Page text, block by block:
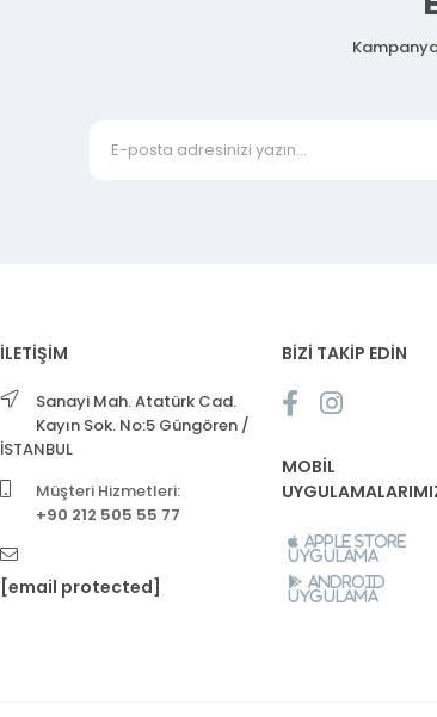
İLETİŞİM
Sanayi Mah. Atatürk Cad.
Kayın Sok. No:5 Güngören /
İSTANBUL
Müşteri Hizmetleri:
+90 212 505 55 77
[email protected]
BİZİ TAKİP EDİN
MOBİL
Apple Store
Uygulama
Android
Uygulama